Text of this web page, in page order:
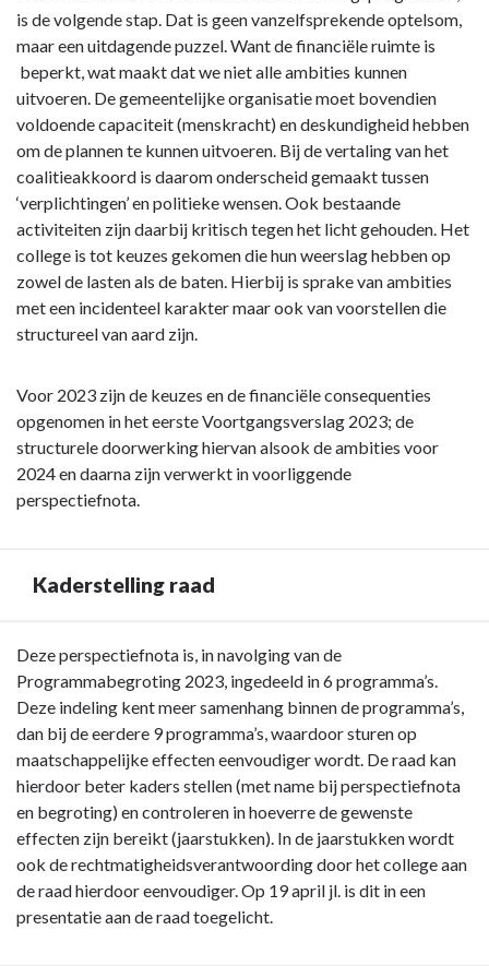
2.1
Gooise
Meren
op
koers
Van
ambities
naar
uitvoering
is de volgende stap. Dat is geen vanzelfsprekende optelsom,
maar een uitdagende puzzel. Want de financiële ruimte is
beperkt, wat maakt dat we niet alle ambities kunnen
uitvoeren. De gemeentelijke organisatie moet bovendien
voldoende capaciteit (menskracht) en deskundigheid hebben
om de plannen te kunnen uitvoeren. Bij de vertaling van het
coalitieakkoord is daarom onderscheid gemaakt tussen
‘verplichtingen’ en politieke wensen. Ook bestaande
activiteiten zijn daarbij kritisch tegen het licht gehouden. Het
college is tot keuzes gekomen die hun weerslag hebben op
zowel de lasten als de baten. Hierbij is sprake van ambities
met een incidenteel karakter maar ook van voorstellen die
structureel van aard zijn.
Voor 2023 zijn de keuzes en de financiële consequenties
opgenomen in het eerste Voortgangsverslag 2023; de
structurele doorwerking hiervan alsook de ambities voor
2024 en daarna zijn verwerkt in voorliggende
perspectiefnota.
Kaderstelling raad
Terug
naar
navigatie
2.1
Gooise
Meren
op
koers
Kaderstelling
Deze perspectiefnota is, in navolging van de
Programmabegroting 2023, ingedeeld in 6 programma’s.
Deze indeling kent meer samenhang binnen de programma’s,
dan bij de eerdere 9 programma’s, waardoor sturen op
maatschappelijke effecten eenvoudiger wordt. De raad kan
hierdoor beter kaders stellen (met name bij perspectiefnota
en begroting) en controleren in hoeverre de gewenste
effecten zijn bereikt (jaarstukken). In de jaarstukken wordt
ook de rechtmatigheidsverantwoording door het college aan
de raad hierdoor eenvoudiger. Op 19 april jl. is dit in een
presentatie aan de raad toegelicht.